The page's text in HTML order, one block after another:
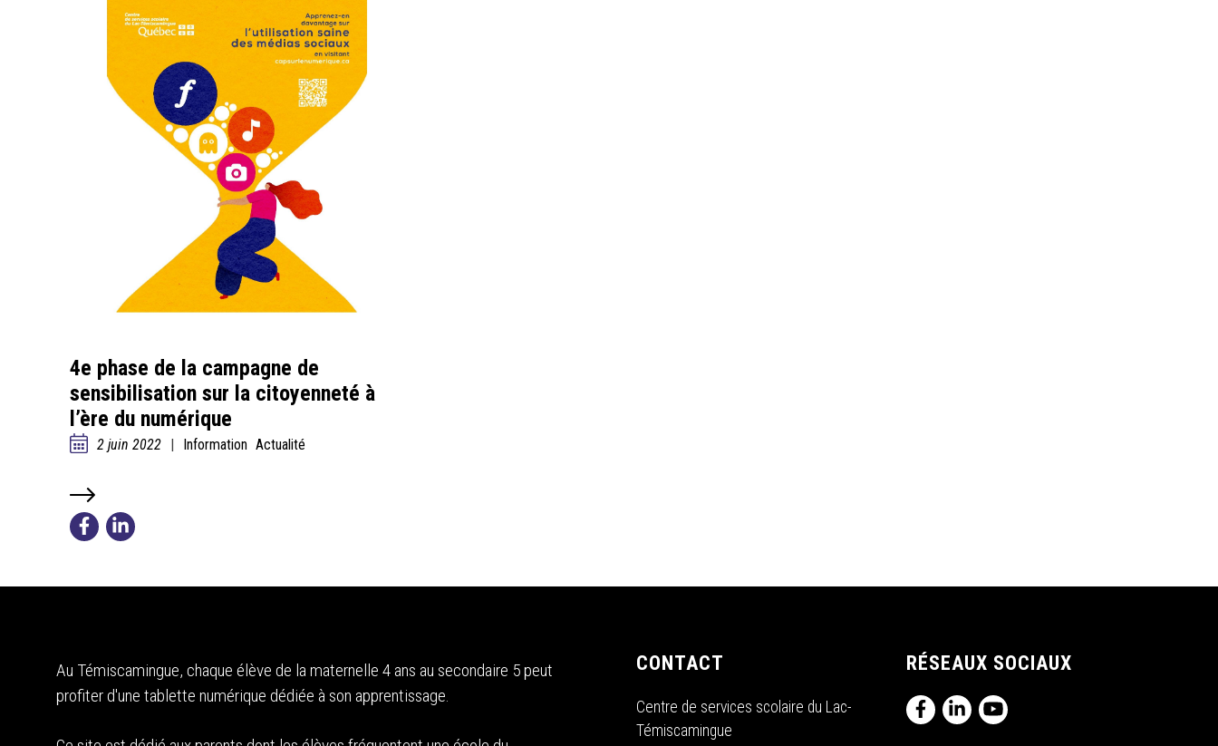
4e phase de la campagne de
sensibilisation sur la citoyenneté à
l’ère du numérique
2 juin 2022 | Information Actualité
Au Témiscamingue, chaque élève de la maternelle 4 ans au secondaire 5 peut
profiter d'une tablette numérique dédiée à son apprentissage.
CONTACT
Centre de services scolaire du Lac-
Témiscamingue
RÉSEAUX SOCIAUX